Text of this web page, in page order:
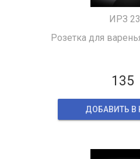
ИРЗ
Розетка для
135
ДОБАВИТЬ В